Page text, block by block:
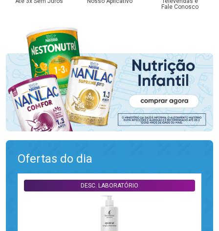
Fale Conosco
Ofertas do dia
DESC. LABORATÓRIO